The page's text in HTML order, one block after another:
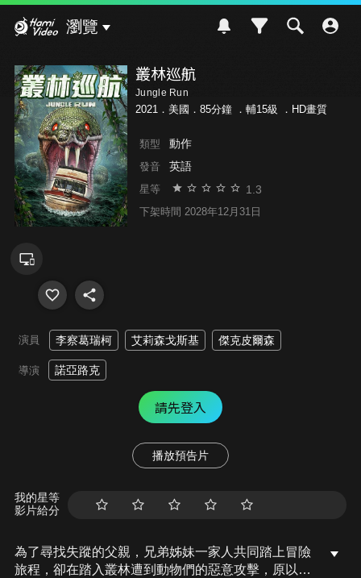
瀏覽
叢林巡航
Jungle Run
2021．美國．85分鐘 ． 輔15級 ．HD畫質
類型 動作
發音 英語
星等 1.3
下架時間 2028年12月31日
演員 李察葛瑞柯 艾莉森戈斯基 傑克皮爾森
導演 諾亞路克
請先登入
播放預告片
我的星等
影片給分
為了尋找失蹤的父親，兄弟姊妹一家人共同踏上冒險
旅程，卻在踏入叢林遭到動物們的惡意攻擊，原以為